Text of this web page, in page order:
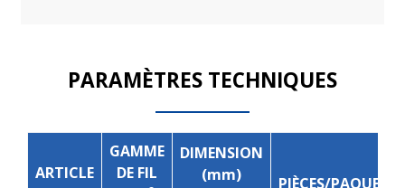
PARAMÈTRES TECHNIQUES
ARTICLE
GAMME
DE FIL
DIMENSION
(mm)
PIÈCES/PAQUET